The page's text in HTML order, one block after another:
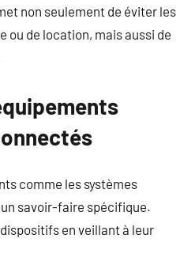
non seulement de éviter les
ou de location, mais aussi de
comme les systèmes
savoir-faire spécifique.
en veillant à leur